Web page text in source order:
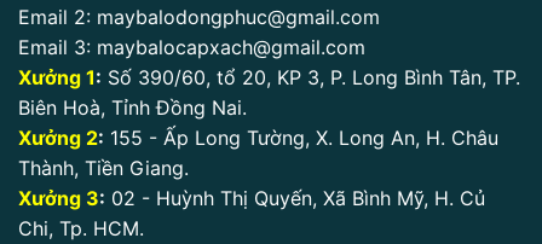
Email 2: maybalodongphuc@gmail.com
Email 3: maybalocapxach@gmail.com
Xưởng 1: Số 390/60, tổ 20, KP 3, P. Long Bình Tân, TP.
Biên Hoà, Tỉnh Đồng Nai.
Xưởng 2: 155 - Ấp Long Tường, X. Long An, H. Châu
Thành, Tiền Giang.
Xưởng 3: 02 - Huỳnh Thị Quyến, Xã Bình Mỹ, H. Củ
Chi, Tp. HCM.